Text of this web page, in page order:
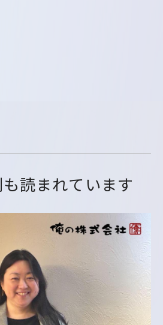
も読まれて い ます